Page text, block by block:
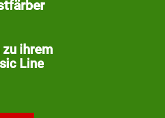
Tradition,
Hölzern unsere
zu ihrem
Line